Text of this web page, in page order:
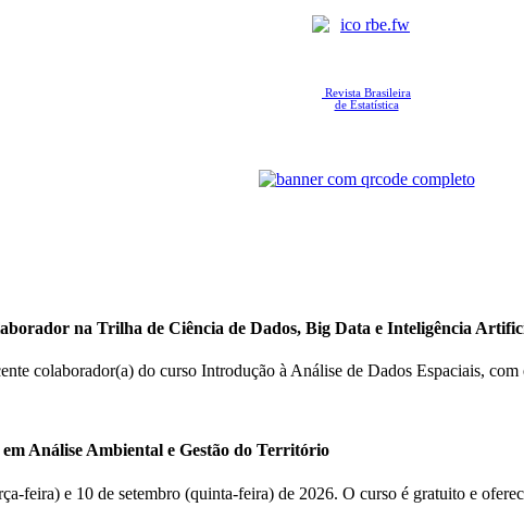
Revista Brasileira
de Estatística
na Trilha de Ciência de Dados, Big Data e Inteligência
colaborador(a) do curso Introdução à Análise de Dados Espaciais,
Análise Ambiental e Gestão do Território
feira) e 10 de setembro (quinta-feira) de 2026. O curso é gratuito e